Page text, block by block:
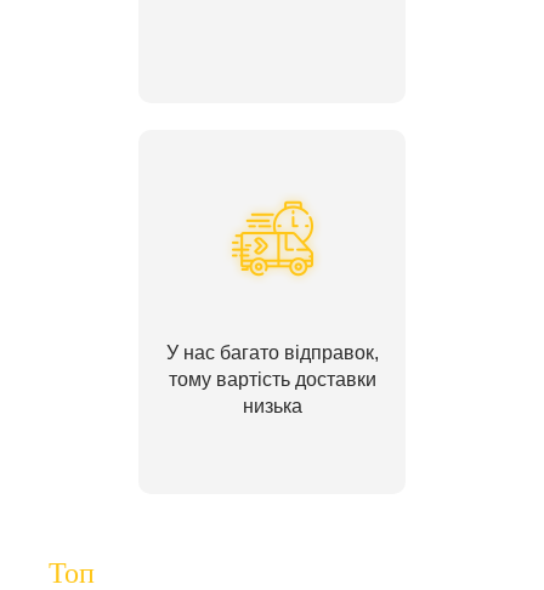
У нас багато відправок,
тому вартість доставки
низька
Топ